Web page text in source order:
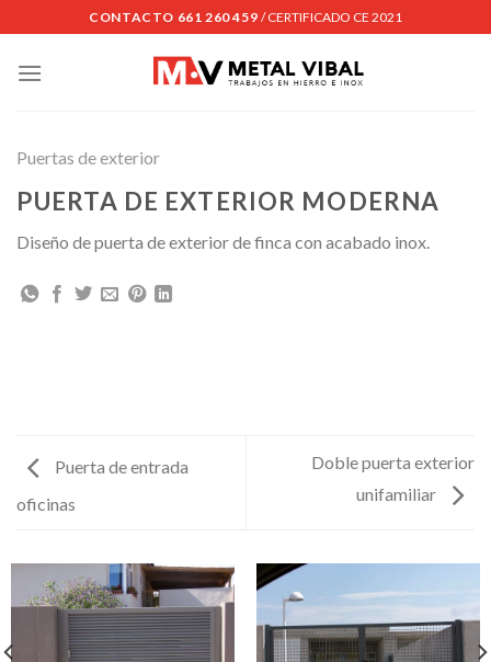
to
content
CONTACTO 661 260 459 / CERTIFICADO CE 2021
Puertas de exterior
PUERTA DE EXTERIOR MODERNA
Diseño de puerta de exterior de finca con acabado inox.
Puerta de entrada
oficinas
Doble puerta exterior
unifamiliar